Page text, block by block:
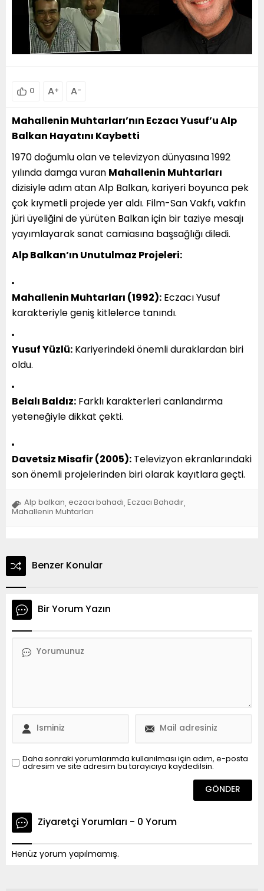
0 A+ A-
Mahallenin Muhtarları’nın Eczacı Yusuf’u Alp
Balkan Hayatını Kaybetti
1970 doğumlu olan ve televizyon dünyasına 1992
yılında damga vuran Mahallenin Muhtarları
dizisiyle adım atan Alp Balkan, kariyeri boyunca pek
çok kıymetli projede yer aldı. Film-San Vakfı, vakfın
jüri üyeliğini de yürüten Balkan için bir taziye mesajı
yayımlayarak sanat camiasına başsağlığı diledi.
Alp Balkan’ın Unutulmaz Projeleri:
Mahallenin Muhtarları (1992): Eczacı Yusuf
karakteriyle geniş kitlelerce tanındı.
Yusuf Yüzlü: Kariyerindeki önemli duraklardan biri
oldu.
Belalı Baldız: Farklı karakterleri canlandırma
yeteneğiyle dikkat çekti.
Davetsiz Misafir (2005): Televizyon ekranlarındaki
son önemli projelerinden biri olarak kayıtlara geçti.
Alp balkan, eczacı bahadı, Eczacı Bahadır,
Mahallenin Muhtarları
Benzer Konular
Bir Yorum Yazın
Daha sonraki yorumlarımda kullanılması için adım, e-posta
adresim ve site adresim bu tarayıcıya kaydedilsin.
Ziyaretçi Yorumları - 0 Yorum
Henüz yorum yapılmamış.